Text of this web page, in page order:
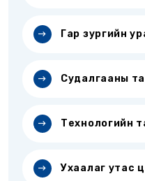
Гар зургийн
Судалгааны
Технологийн
Ухаалаг утас